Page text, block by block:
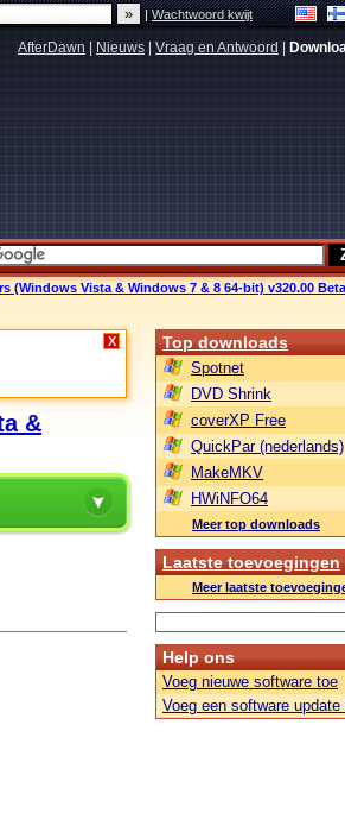
|Wachtwoord kwijt
AfterDawn Nieuws Vraag en Antwoord
(Windows Vista & Windows 7 & 8 64-bit) v320.00
X
&
Top downloads
Spotnet
DVD Shrink
coverXP Free
QuickPar (nederlands)
MakeMKV
HWiNFO64
Meer top downloads
Laatste toevoegingen
Meer laatste
Help ons
Voeg nieuwe software toe
Voeg een software update